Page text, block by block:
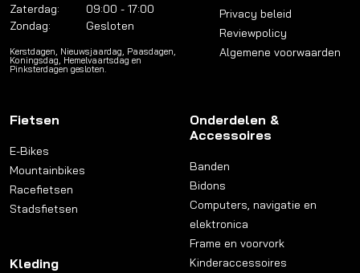
Zaterdag:
09:00 - 17:00
Zondag:
Gesloten
Kerstdagen, Nieuwsjaardag, Paasdagen,
Koningsdag, Hemelvaartsdag en
Pinksterdagen gesloten.
Privacy beleid
Reviewpolicy
Algemene voorwaarden
Fietsen
E-Bikes
Mountainbikes
Racefietsen
Stadsfietsen
Kleding
Onderdelen &
Accessoires
Banden
Bidons
Computers, navigatie en
elektronica
Frame en voorvork
Kinderaccessoires